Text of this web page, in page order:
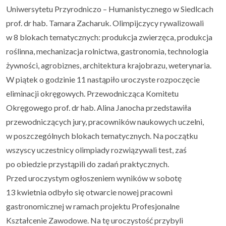
Uniwersytetu Przyrodniczo – Humanistycznego w Siedlcach
prof. dr hab. Tamara Zacharuk. Olimpijczycy rywalizowali
w 8 blokach tematycznych: produkcja zwierzęca, produkcja
roślinna, mechanizacja rolnictwa, gastronomia, technologia
żywności, agrobiznes, architektura krajobrazu, weterynaria.
W piątek o godzinie 11 nastąpiło uroczyste rozpoczęcie
eliminacji okręgowych. Przewodnicząca Komitetu
Okręgowego prof. dr hab. Alina Janocha przedstawiła
przewodniczących jury, pracowników naukowych uczelni,
w poszczególnych blokach tematycznych. Na początku
wszyscy uczestnicy olimpiady rozwiązywali test, zaś
po obiedzie przystąpili do zadań praktycznych.
Przed uroczystym ogłoszeniem wyników w sobotę
13 kwietnia odbyło się otwarcie nowej pracowni
gastronomicznej w ramach projektu Profesjonalne
Kształcenie Zawodowe. Na tę uroczystość przybyli